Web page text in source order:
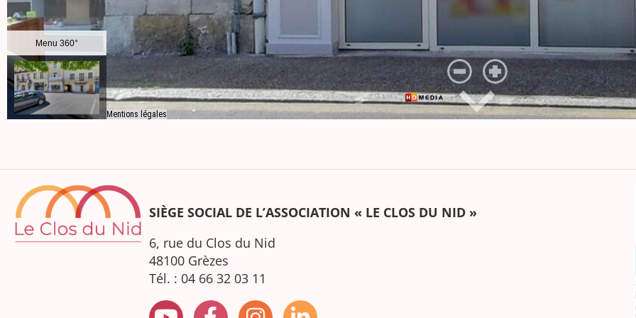
SIÈGE SOCIAL DE L’ASSOCIATION « LE CLOS DU NID »
6, rue du Clos du Nid
48100 Grèzes
Tél. : 04 66 32 03 11